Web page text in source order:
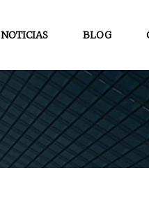
NOTICIAS BLOG